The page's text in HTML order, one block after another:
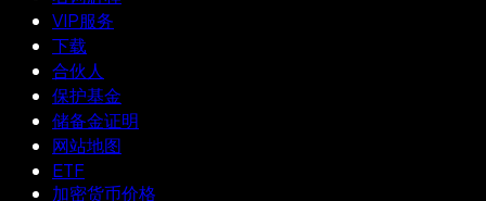
VIP服务
下载
合伙人
保护基金
储备金证明
网站地图
ETF
加密货币价格